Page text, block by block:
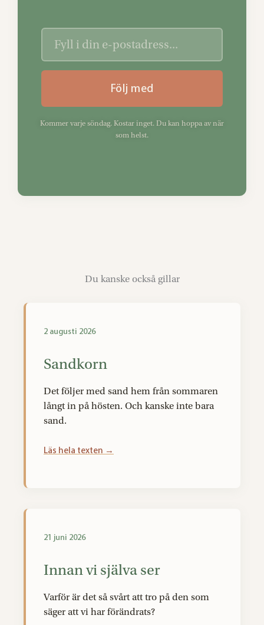
Följ med
Kommer varje söndag. Kostar inget. Du kan hoppa av när
som helst.
Du kanske också gillar
Sandkorn
Det följer med sand hem från sommaren
långt in på hösten. Och kanske inte bara
sand.
Läs hela texten →
2 augusti 2026
Innan vi själva ser
Varför är det så svårt att tro på den som
säger att vi har förändrats?
21 juni 2026